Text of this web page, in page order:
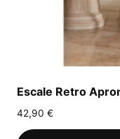
Escale Retro
42,90 €